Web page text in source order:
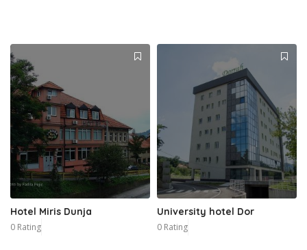
Hotel Miris Dunja
0 Rating
University hotel Dor
0 Rating